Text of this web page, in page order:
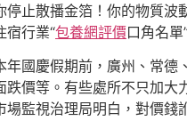
停止散播金箔！你的物質
宿行業“包養網評價口角名單
年國慶假期前，廣州、常
跌價等。有些處所不只加
場監視治理局明白，對價